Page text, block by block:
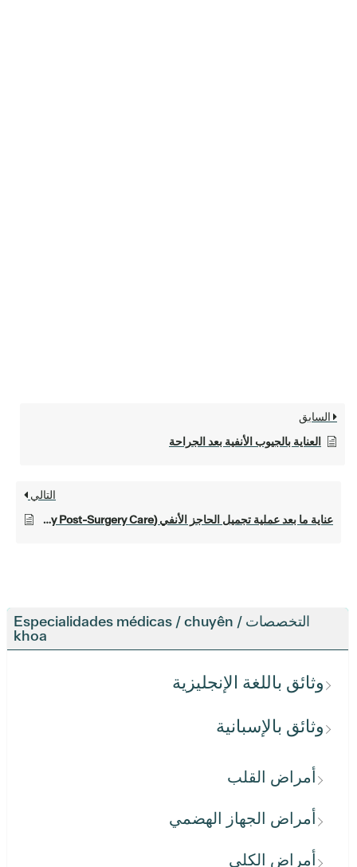
التخصصات / Especialidades médicas / chuyên
khoa
وثائق باللغة الإنجليزية
وثائق بالإسبانية
أمراض القلب
أمراض الجهاز الهضمي
أمراض الكلى
السابق
العناية بالجيوب الأنفية بعد الجراحة
التالي
عناية ما بعد عملية تجميل الحاجز الأنفي (Septoplasty Post-Surgery Care)